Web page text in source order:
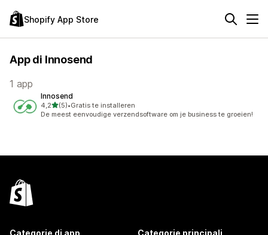
Shopify App Store
App di Innosend
1 app
Innosend
4,2stelle su 5
(5)
5 recensioni totali
•Gratis te installeren
De meest eenvoudige verzendsoftware om je business te groeien!
Categorie di app Categorie principali